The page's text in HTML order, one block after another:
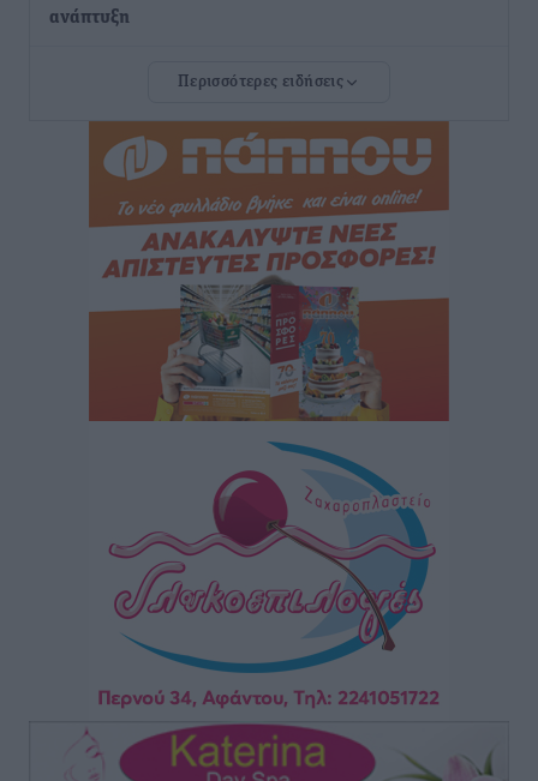
ανάπτυξη
δεν υπάρχουν περιθώρια εφησυχασμού
Ειδήσεις• πριν 8 ώρες
Στον Άγιο Νικόλαο Χάλκης ανοίγει ξανά το
ανανεωμένο εκκλησιαστικό μουσείο από τη Λέσχη
πριν 8 ώρες
Ρόδος: «Βουλιάζει» από τουρίστες – Πάνω από 1 εκατ.
επιβάτες και 55 κρουαζιερόπλοια
Γ’ Εθνική Κατηγορία: Οι ημερομηνίες των
αγωνιστικών της κανονικής περιόδου
πριν 13 ώρες
Συνελήφθησαν δύο άτομα στην Κάρπαθο για άγρα
Τοπικές Ειδήσεις• πριν 14 ώρες
Χωρίς υποχρεωτική παρουσία μικρών στη 12άδα
Περισσότερες ειδήσεις